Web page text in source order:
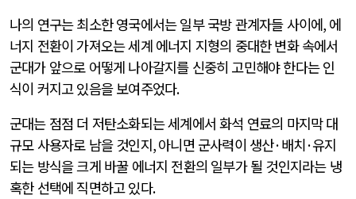
나의 연구는 최소한 영국에서는 일부 국방 관계자들 사이에, 에
너지 전환이 가져오는 세계 에너지 지형의 중대한 변화 속에서
군대가 앞으로 어떻게 나아갈지를 신중히 고민해야 한다는 인
식이 커지고 있음을 보여주었다.
군대는 점점 더 저탄소화되는 세계에서 화석 연료의 마지막 대
규모 사용자로 남을 것인지,아니면 군사력이 생산·배치·유지
되는 방식을 크게 바꿀 에너지 전환의 일부가 될 것인지라는 냉
혹한 선택에 직면하고 있다.